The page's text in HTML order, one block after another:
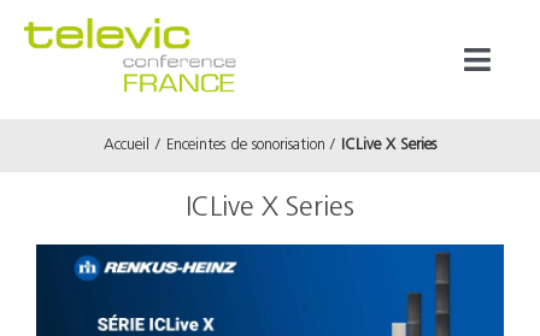
Accueil Enceintes de sonorisation ICLive X Series
ICLive X Series